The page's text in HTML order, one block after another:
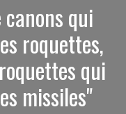
canons qui
roquettes,
qui
missiles"